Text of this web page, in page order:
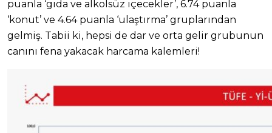
puanla ‘gıda ve alkolsüz içecekler’, 6.74 puanla
‘konut’ ve 4.64 puanla ‘ulaştırma’ gruplarından
gelmiş. Tabii ki, hepsi de dar ve orta gelir grubunun
canını fena yakacak harcama kalemleri!